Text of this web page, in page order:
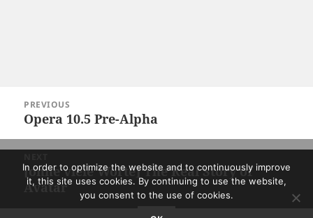
navigation
PREVIOUS
Previous
Opera 10.5 Pre-Alpha
Next
post:
[ohne viele Worte] The Real Story of
Avatar
In order to optimize the website and to continuously improve
it, this site uses cookies. By continuing to use the website,
you consent to the use of cookies.